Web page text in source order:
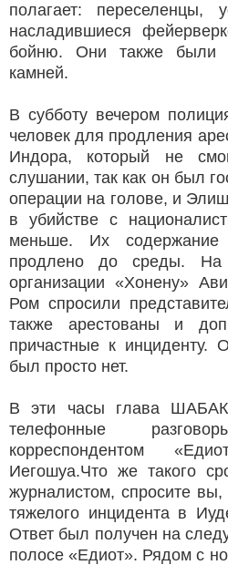
полагает: переселенцы,
насладившиеся
бойню. Они также были
камней.
В субботу вечером
человек для продления
Индора, который не
слушании, так как он был
операции на голове, и
в убийстве с
меньше. Их
продлено до среды. На
организации «Хонену»
Ром спросили
также арестованы и
причастные к инциденту.
был просто нет.
В эти часы глава
телефонные
корреспондентом
Иегошуа.Что же такого
журналистом, спросите вы,
тяжелого инцидента в
Ответ был получен на
полосе «Едиот». Рядом с